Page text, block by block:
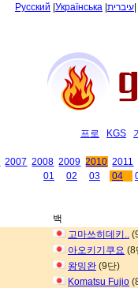
Русский Українська עיברית
프로 KGS
2007 2008 2009 2010 2011
01
02 03 04
백
고마쓰히데키..
아오키기쿠요 (8
왕밍완 (9단)
Komatsu Fujio